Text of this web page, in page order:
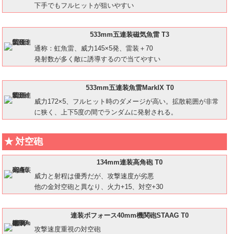
下手でもフルヒットが狙いやすい
533mm五連装磁気魚雷 T3
通称：虹魚雷、威力145×5発、雷装＋70
発射数が多く敵に誘導するので当てやすい
533mm五連装魚雷MarkIX T0
威力172×5、フルヒット時のダメージが高い。拡散範囲が非常
に狭く、上下5度の間でランダムに発射される。
対空砲
134mm連装高角砲 T0
威力と射程は優秀だが、攻撃速度が劣悪
他の金対空砲と異なり、火力+15、対空+30
連装ボフォース40mm機関砲STAAG T0
攻撃速度重視の対空砲